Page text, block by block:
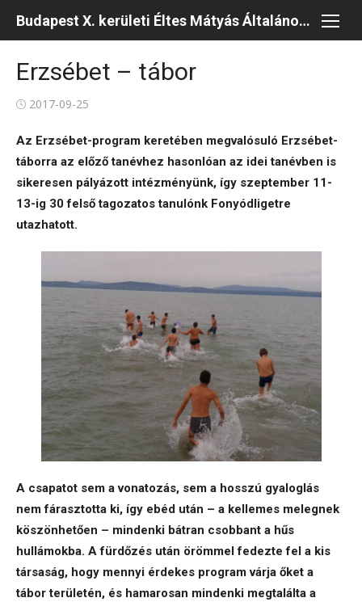
Budapest X. kerületi Éltes Mátyás Általános Iskola és Kollégium
Erzsébet – tábor
Posted
2017-09-25
Az Erzsébet-program keretében megvalósuló Erzsébet-
táborra az előző tanévhez hasonlóan az idei tanévben is
sikeresen pályázott intézményünk, így szeptember 11-
13-ig 30 felső tagozatos tanulónk Fonyódligetre
utazhatott.
A csapatot sem a vonatozás, sem a hosszú gyaloglás
nem fárasztotta ki, így ebéd után – a kellemes melegnek
köszönhetően – mindenki bátran csobbant a hűs
hullámokba. A fürdőzés után örömmel fedezte fel a kis
társaság, hogy mennyi érdekes program várja őket a
tábor területén, és hamarosan mindenki megtalálta a